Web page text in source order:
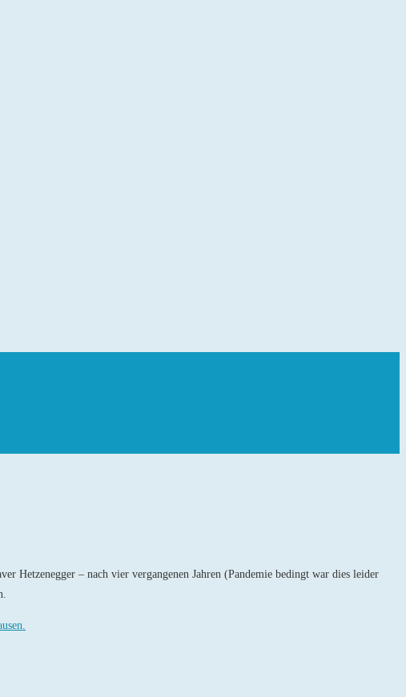
Hetzenegger – nach vier vergangenen Jahren (Pandemie bedingt war dies leider